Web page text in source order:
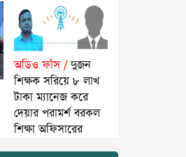
অডিও ফাঁস /দুজন
শিক্ষক সরিয়ে ৮ লাখ
টাকা ম্যানেজ করে
দেয়ার পরামর্শ বরকল
শিক্ষা অফিসারের